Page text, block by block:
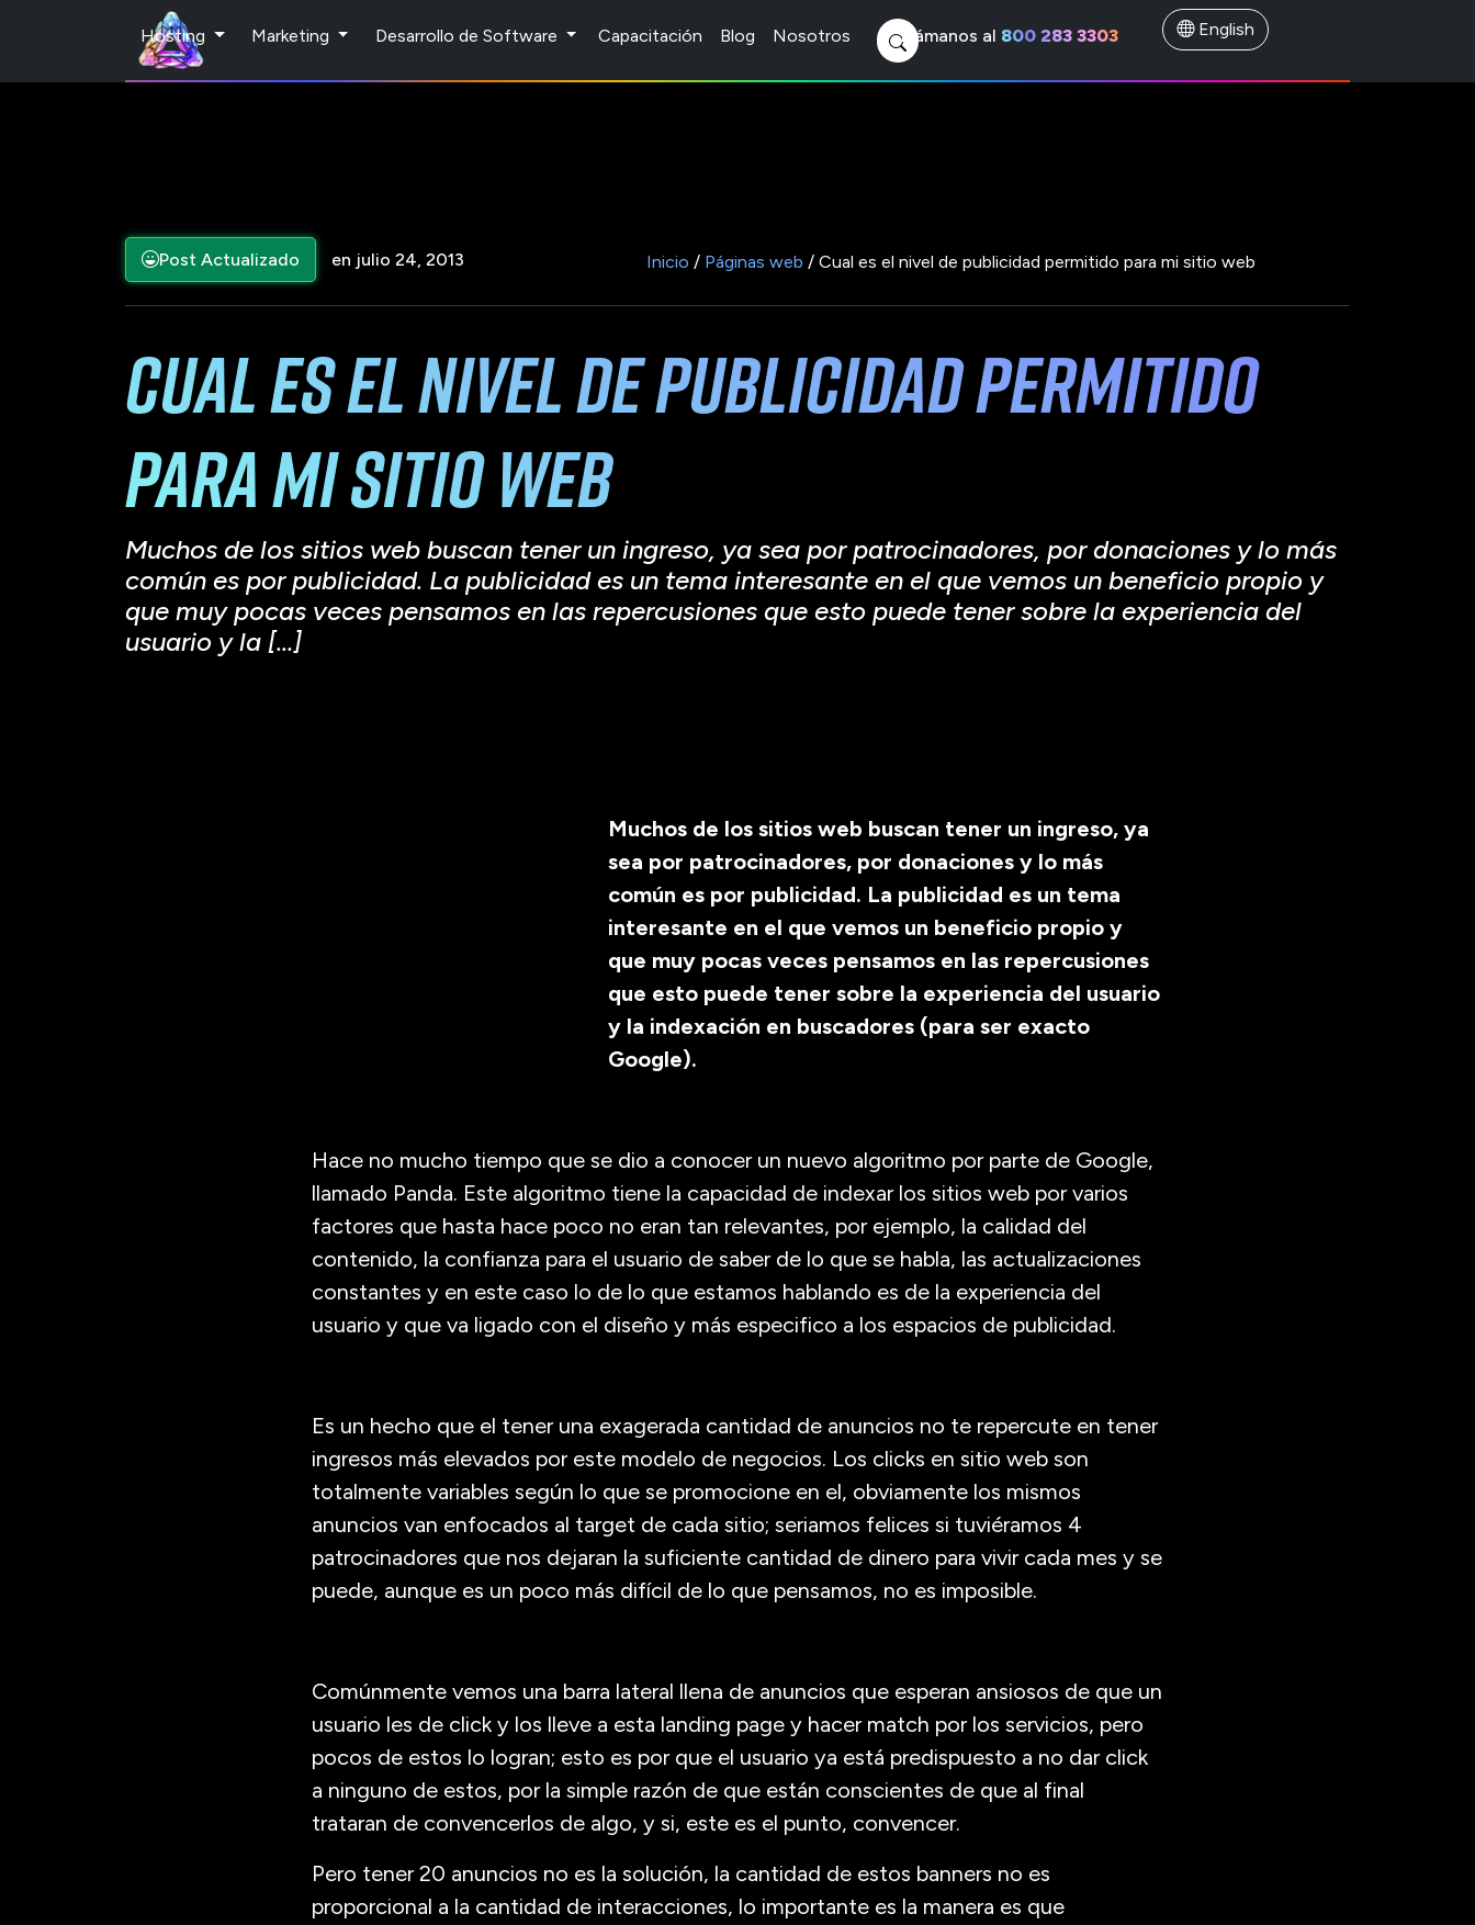
Hosting Marketing Desarrollo de Software Capacitación Blog Nosotros Llámanos al 800 283 3303 English
Post Actualizado en julio 24, 2013 Inicio / Páginas web / Cual es el nivel de publicidad permitido para mi sitio web
Cual es el nivel de publicidad permitido
para mi sitio web
Muchos de los sitios web buscan tener un ingreso, ya sea por patrocinadores, por donaciones y lo más
común es por publicidad. La publicidad es un tema interesante en el que vemos un beneficio propio y
que muy pocas veces pensamos en las repercusiones que esto puede tener sobre la experiencia del
usuario y la […]
Muchos de los sitios web buscan tener un ingreso, ya
sea por patrocinadores, por donaciones y lo más
común es por publicidad. La publicidad es un tema
interesante en el que vemos un beneficio propio y
que muy pocas veces pensamos en las repercusiones
que esto puede tener sobre la experiencia del usuario
y la indexación en buscadores (para ser exacto
Google).
Hace no mucho tiempo que se dio a conocer un nuevo algoritmo por parte de Google,
llamado Panda. Este algoritmo tiene la capacidad de indexar los sitios web por varios
factores que hasta hace poco no eran tan relevantes, por ejemplo, la calidad del
contenido, la confianza para el usuario de saber de lo que se habla, las actualizaciones
constantes y en este caso lo de lo que estamos hablando es de la experiencia del
usuario y que va ligado con el diseño y más especifico a los espacios de publicidad.
Es un hecho que el tener una exagerada cantidad de anuncios no te repercute en tener
ingresos más elevados por este modelo de negocios. Los clicks en sitio web son
totalmente variables según lo que se promocione en el, obviamente los mismos
anuncios van enfocados al target de cada sitio; seriamos felices si tuviéramos 4
patrocinadores que nos dejaran la suficiente cantidad de dinero para vivir cada mes y se
puede, aunque es un poco más difícil de lo que pensamos, no es imposible.
Comúnmente vemos una barra lateral llena de anuncios que esperan ansiosos de que un
usuario les de click y los lleve a esta landing page y hacer match por los servicios, pero
pocos de estos lo logran; esto es por que el usuario ya está predispuesto a no dar click
a ninguno de estos, por la simple razón de que están conscientes de que al final
trataran de convencerlos de algo, y si, este es el punto, convencer.
Pero tener 20 anuncios no es la solución, la cantidad de estos banners no es
proporcional a la cantidad de interacciones, lo importante es la manera es que